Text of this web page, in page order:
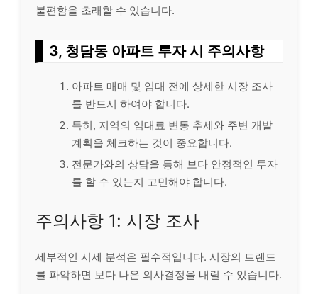
불편함을 초래할 수 있습니다.
3, 청담동 아파트 투자 시 주의사항
아파트 매매 및 임대 전에 상세한 시장 조사
를 반드시 하여야 합니다.
특히, 지역의 임대료 변동 추세와 주변 개발
계획을 체크하는 것이 중요합니다.
전문가와의 상담을 통해 보다 안정적인 투자
를 할 수 있는지 고민해야 합니다.
주의사항 1: 시장 조사
세부적인 시세 분석은 필수적입니다. 시장의 트렌드
를 파악하면 보다 나은 의사결정을 내릴 수 있습니다.